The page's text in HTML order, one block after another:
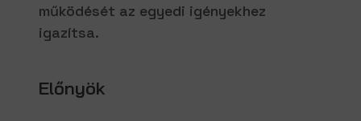
működését az egyedi igényekhez
igazítsa.
Előnyök